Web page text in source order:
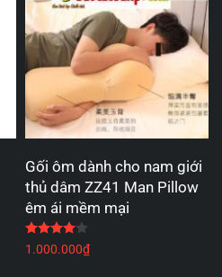
5 sao
Gối ôm dành cho nam giới
thủ dâm ZZ41 Man Pillow
êm ái mềm mại
1.000.000₫